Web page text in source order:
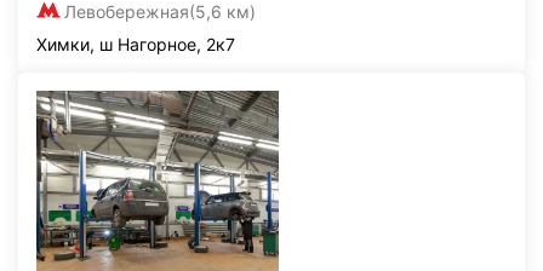
Левобережная(5,6 км)
Химки, ш Нагорное, 2к7